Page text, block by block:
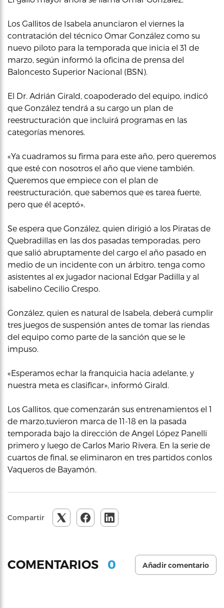
Los Gallitos de Isabela anunciaron el viernes la
contratación del técnico Omar González como su
nuevo piloto para la temporada que inicia el 31 de
marzo, según informó la oficina de prensa del
Baloncesto Superior Nacional (BSN).
El Dr. Adrián Girald, coapoderado del equipo, indicó
que González tendrá a su cargo un plan de
reestructuración que incluirá programas en las
categorías menores.
«Ya cuadramos su firma para este año, pero queremos
que esté con nosotros el año que viene también.
Queremos que empiece con el plan de
reestructuración, que sabemos que es tarea fuerte,
pero que él aceptó».
Se espera que González, quien dirigió a los Piratas de
Quebradillas en las dos pasadas temporadas, pero
que salió abruptamente del cargo el año pasado en
medio de un incidente con un árbitro, tenga como
asistentes al ex jugador nacional Edgar Padilla y al
isabelino Cecilio Crespo.
González, quien es natural de Isabela, deberá cumplir
tres juegos de suspensión antes de tomar las riendas
del equipo como parte de la sanción que se le
impuso.
«Esperamos echar la franquicia hacia adelante, y
nuestra meta es clasificar», informó Girald.
Los Gallitos, que comenzarán sus entrenamientos el 1
de marzo,tuvieron marca de 11-18 en la pasada
temporada bajo la dirección de Angel López Panelli
primero y luego de Carlos Mario Rivera. En la serie de
cuartos de final, se eliminaron en tres partidos conlos
Vaqueros de Bayamón.
Compartir
COMENTARIOS 0 Añadir comentario